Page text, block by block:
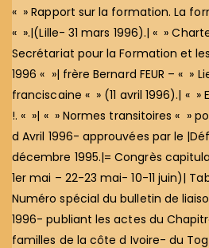
« » Rapport sur la formation. La
« ».|(Lille- 31 mars 1996).| « »
Secrétariat pour la Formation et
1996 « »| frère Bernard FEUR – « »
franciscaine « » (11 avril 1996).| «
!. « »| « » Normes transitoires « »
d Avril 1996- approuvées par le
décembre 1995.|= Congrès
1er mai – 22-23 mai- 10-11 juin)|
Numéro spécial du bulletin de
1996- publiant les actes du
familles de la côte d Ivoire- du